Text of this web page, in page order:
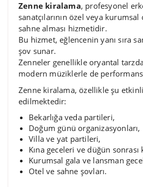
Zenne kiralama, profesyonel
sanatçılarının özel veya
sahne alması hizmetidir.
Bu hizmet, eğlencenin yanı sıra
şov sunar.
Zenneler genellikle oryantal
modern müziklerle de
Zenne kiralama, özellikle şu
edilmektedir:
Bekarlığa veda partileri,
Doğum günü organizasyonları,
Villa ve yat partileri,
Kına geceleri ve düğün
Kurumsal gala ve lansman
Otel ve sahne şovları.